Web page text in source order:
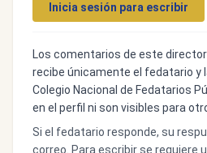
Inicia sesión para escribir
Los comentarios de este
recibe únicamente el fedatario y
Colegio Nacional de Fedatarios
en el perfil ni son visibles para
Si el fedatario responde, su
correo. Para escribir se requiere